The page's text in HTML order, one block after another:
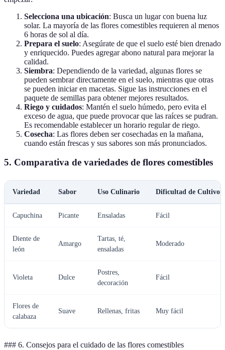
Selecciona una ubicación: Busca un lugar con buena luz
solar. La mayoría de las flores comestibles requieren al menos
6 horas de sol al día.
Prepara el suelo: Asegúrate de que el suelo esté bien drenado
y enriquecido. Puedes agregar abono natural para mejorar la
calidad.
Siembra: Dependiendo de la variedad, algunas flores se
pueden sembrar directamente en el suelo, mientras que otras
se pueden iniciar en macetas. Sigue las instrucciones en el
paquete de semillas para obtener mejores resultados.
Riego y cuidados: Mantén el suelo húmedo, pero evita el
exceso de agua, que puede provocar que las raíces se pudran.
Es recomendable establecer un horario regular de riego.
Cosecha: Las flores deben ser cosechadas en la mañana,
cuando están frescas y sus sabores son más pronunciados.
5. Comparativa de variedades de flores comestibles
Variedad Sabor Uso Culinario Dificultad de Cultivo
Capuchina Picante Ensaladas Fácil
Diente de
león
Amargo
Tartas, té,
ensaladas
Moderado
Violeta Dulce
Postres,
decoración
Fácil
Flores de
calabaza
Suave Rellenas, fritas Muy fácil
### 6. Consejos para el cuidado de las flores comestibles